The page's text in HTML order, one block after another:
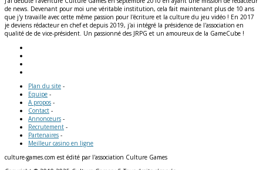
de news. Devenant pour moi une véritable institution, cela fait maintenant plus de 10 ans
que j'y travaille avec cette même passion pour l'écriture et la culture du jeu vidéo ! En 2017
je deviens rédacteur en chef et depuis 2019, j'ai intégré la présidence de l'association en
qualité de de vice-président. Un passionné des JRPG et un amoureux de la GameCube !
Plan du site -
Equipe -
A propos -
Contact -
Annonceurs -
Recrutement -
Partenaires -
Meilleur casino en ligne
culture-games.com est édité par l'association Culture Games